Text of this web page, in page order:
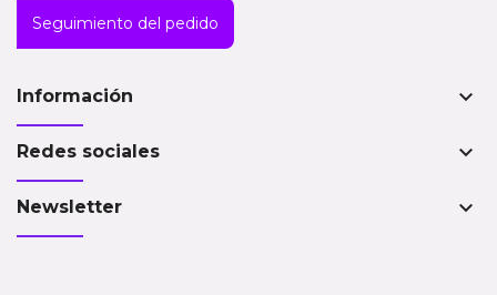
Seguimiento del pedido
Información keyboard_arrow_down
Redes sociales keyboard_arrow_down
Newsletter keyboard_arrow_down